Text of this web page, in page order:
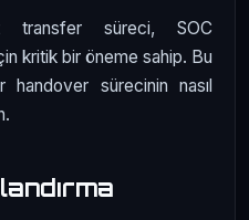
transfer süreci, SOC
kritik bir öneme sahip. Bu
handover sürecinin nasıl